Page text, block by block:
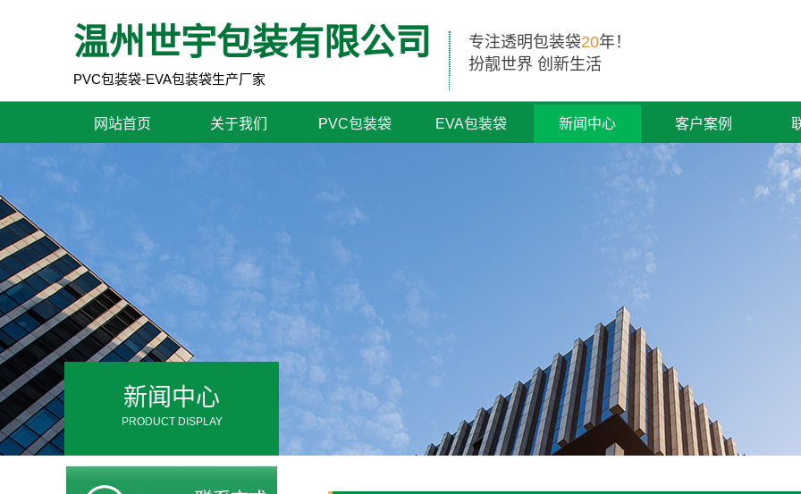
温州世宇包装有限公司
PVC包装袋-EVA包装袋生产厂家
专注透明包装袋20年！
扮靓世界 创新生活
网站首页 关于我们 PVC包装袋 EVA包装袋 新闻中心 客户案例
新闻中心
PRODUCT DISPLAY